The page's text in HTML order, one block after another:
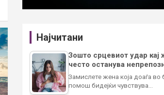
Најчитани
Зошто срцевиот удар кај
често останува
Замислете жена која доаѓа во
помош бидејќи чувствува…